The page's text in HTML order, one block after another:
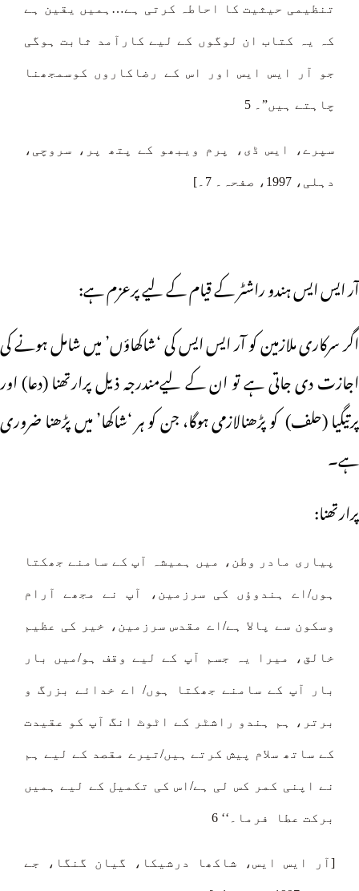
تنظیمی حیثیت کا احاطہ کرتی ہے…ہمیں یقین ہے
کہ یہ کتاب ان لوگوں کے لیے کارآمد ثابت ہوگی
جو آر ایس ایس اور اس کے رضاکاروں کوسمجھنا
چاہتے ہیں”۔ 5
سپرے، ایس ڈی، پرم ویبھو کے پتھ پر، سروچی،
دہلی، 1997، صفحہ۔ 7۔]
آر ایس ایس ہندو راشٹر کے قیام کے لیے پرعزم ہے:
اگر سرکاری ملازمین کو آر ایس ایس کی ‘شاکھاؤں’ میں شامل ہونے کی
اجازت دی جاتی ہے تو ان کے لیےمندرجہ ذیل پرارتھنا (دعا) اور
پرتیگیا (حلف) کو پڑھنالازمی ہوگا، جن کو ہر ‘شاکھا’ میں پڑھنا ضروری
ہے۔
پرارتھنا:
پیاری مادر وطن، میں ہمیشہ آپ کے سامنے جھکتا
ہوں/اے ہندوؤں کی سرزمین، آپ نے مجھے آرام
وسکون سے پالا ہے/اے مقدس سرزمین، خیر کی عظیم
خالق، میرا یہ جسم آپ کے لیے وقف ہو/میں بار
بار آپ کے سامنے جھکتا ہوں/ اے خدائے بزرگ و
برتر، ہم ہندو راشٹر کے اٹوٹ انگ آپ کو عقیدت
کے ساتھ سلام پیش کرتے ہیں/تیرے مقصد کے لیے ہم
نے اپنی کمر کس لی ہے/اس کی تکمیل کے لیے ہمیں
برکت عطا فرما۔‘‘ 6
[آر ایس ایس، شاکھا درشیکا، گیان گنگا، جے